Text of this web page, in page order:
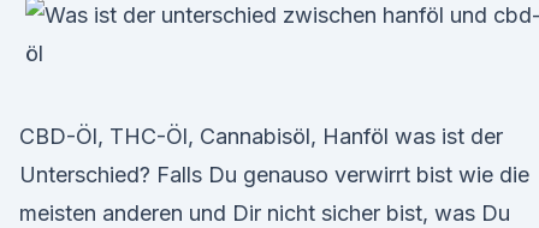
CBD-Öl, THC-Öl, Cannabisöl, Hanföl was ist der
Unterschied? Falls Du genauso verwirrt bist wie die
meisten anderen und Dir nicht sicher bist, was Du